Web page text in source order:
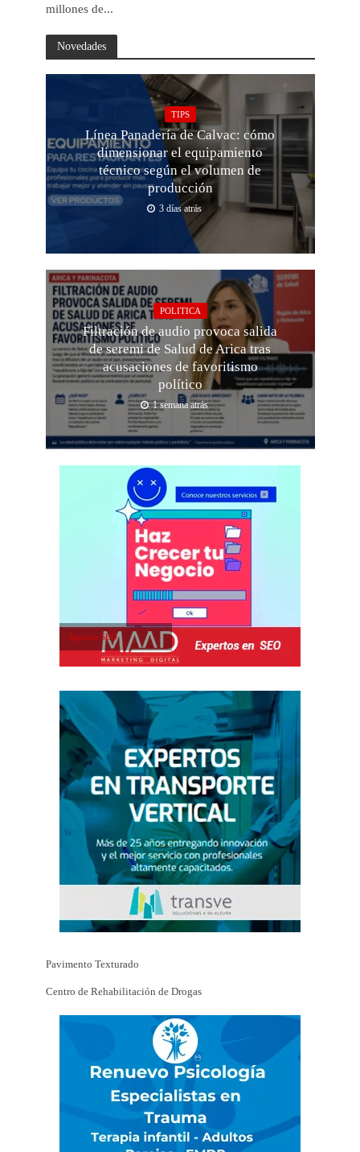
millones de...
Novedades
TIPS
Línea Panadería de Calvac: cómo
dimensionar el equipamiento
técnico según el volumen de
producción
3 días atrás
POLITICA
Filtración de audio provoca salida
de seremi de Salud de Arica tras
acusaciones de favoritismo
político
1 semana atrás
Agencia SEO
Pavimento Texturado
Centro de Rehabilitación de Drogas